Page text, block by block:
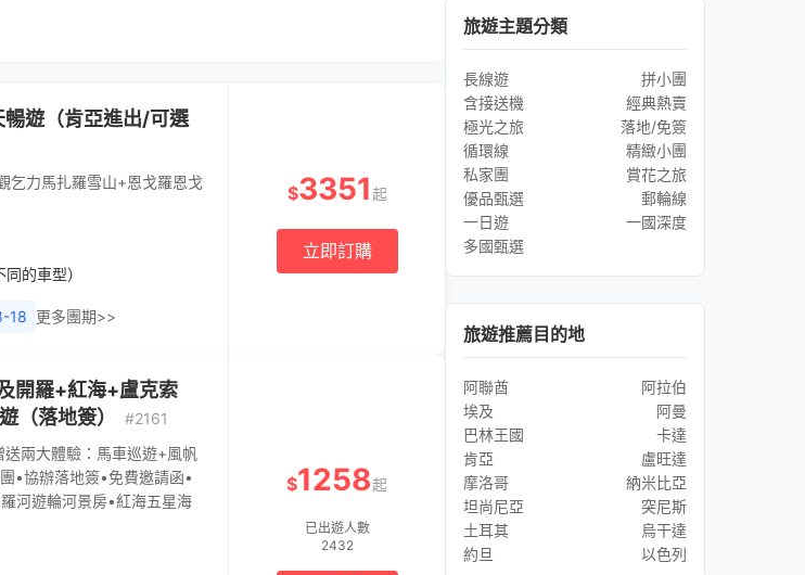
遊（肯亞進出/可選
乞力馬扎羅雪山+恩戈羅恩戈
的車型）
18 更多團期>>
$3351起
立即訂購
開羅+紅海+盧克索
（落地簽）
#2161
兩大體驗：馬車巡遊+風帆
•協辦落地簽•免費邀請函•
河遊輪河景房•紅海五星海
$1258起
已出遊人數
2432
旅遊主題分類
長線遊
拼小團
含接送機
經典熱賣
極光之旅
落地/免簽
循環線
精緻小團
私家團
賞花之旅
優品甄選
郵輪線
一日遊
一國深度
多國甄選
旅遊推薦目的地
阿聯酋
阿拉伯
埃及
阿曼
巴林王國
卡達
肯亞
盧旺達
摩洛哥
納米比亞
坦尚尼亞
突尼斯
土耳其
烏干達
約旦
以色列